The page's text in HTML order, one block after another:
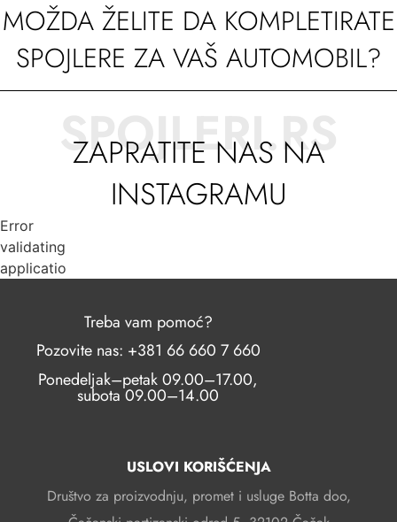
MOŽDA ŽELITE DA KOMPLETIRATE
SPOJLERE ZA VAŠ AUTOMOBIL?
SPOJLERI.RS
ZAPRATITE NAS NA
INSTAGRAMU
Error
validating
application
USLOVI KORIŠĆENJA
Društvo za proizvodnju, promet i usluge Botta doo,
Treba vam pomoć?
Pozovite nas: +381 66 660 7 660
Ponedeljak–petak 09.00–17.00,
subota 09.00–14.00